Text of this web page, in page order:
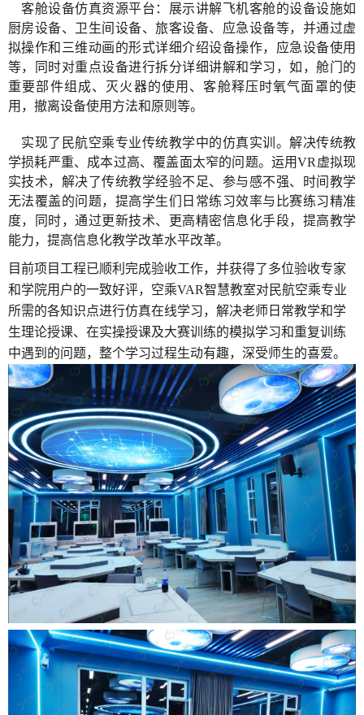
客舱设备仿真资源平台：展示讲解飞机客舱的设备设施如
厨房设备、卫生间设备、旅客设备、应急设备等，并通过虚
拟操作和三维动画的形式详细介绍设备操作，应急设备使用
等，同时对重点设备进行拆分详细讲解和学习，如，舱门的
重要部件组成、灭火器的使用、客舱释压时氧气面罩的使
用，撤离设备使用方法和原则等。
实现了民航空乘专业传统教学中的仿真实训。解决传统教
学损耗严重、成本过高、覆盖面太窄的问题。运用VR虚拟现
实技术，解决了传统教学经验不足、参与感不强、时间教学
无法覆盖的问题，提高学生们日常练习效率与比赛练习精准
度，同时，通过更新技术、更高精密信息化手段，提高教学
能力，提高信息化教学改革水平改革。
目前项目工程已顺利完成验收工作，并获得了多位验收专家
和学院用户的一致好评，空乘VAR智慧教室对民航空乘专业
所需的各知识点进行仿真在线学习，解决老师日常教学和学
生理论授课、在实操授课及大赛训练的模拟学习和重复训练
中遇到的问题，整个学习过程生动有趣，深受师生的喜爱。